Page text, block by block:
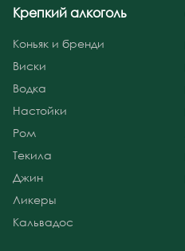
Крепкий алкоголь
Коньяк и бренди
Виски
Водка
Настойки
Ром
Текила
Джин
Ликеры
Кальвадос